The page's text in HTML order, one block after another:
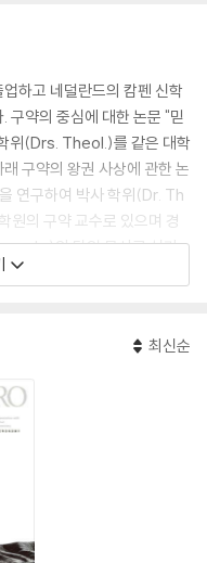
하고 네덜란드의 캄펜 신학
구약의 중심에 대한 논문 "믿
위(Drs. Theol.)를 같은 대학
구약의 왕권 사상에 관한 논
연구하여 박사 학위(Dr. Th
원의 구약 교수로 있으며 경
의 담임 목사로 섬기
고 역서로는 『윌리엄스 히브
최신순